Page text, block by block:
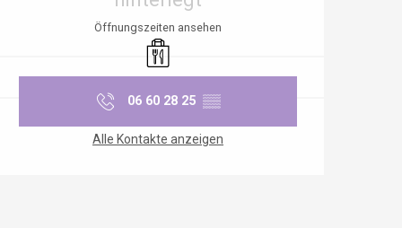
Öffnungszeiten ansehen
Verkauf zum Mitnehmen
06 60 28 25 ▒▒
Alle Kontakte anzeigen